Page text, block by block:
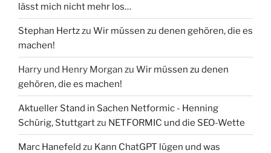
lässt mich nicht mehr los…
Stephan Hertzzu Wir müssen zu denen gehören, die es
machen!
Harry und Henry Morgan zu Wir müssen zu denen
gehören, die es machen!
Aktueller Stand in Sachen Netformic - Henning
Schürig, Stuttgartzu NETFORMIC und die SEO-Wette
Marc Hanefeld zu Kann ChatGPT lügen und was